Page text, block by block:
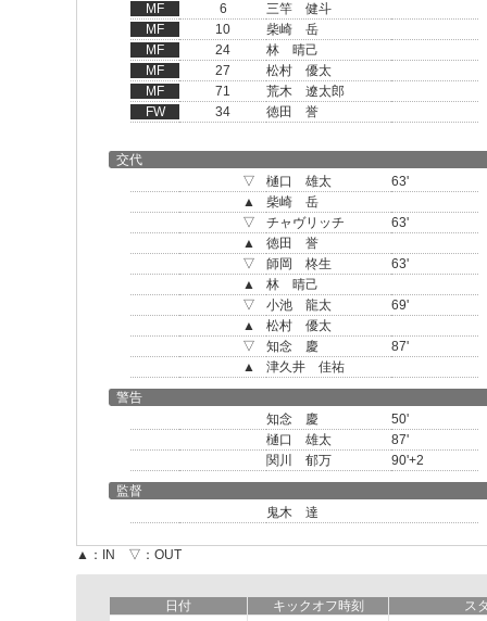
MF
6
三竿 健斗
MF
10
柴崎 岳
MF
24
林 晴己
MF
27
松村 優太
MF
71
荒木 遼太郎
FW
34 徳田 誉
交代
▽
樋口 雄太
63'
▲
柴崎 岳
▽
チャヴリッチ
63'
▲
徳田 誉
▽
師岡 柊生
63'
▲
林 晴己
▽
小池 龍太
69'
▲
松村 優太
▽
知念 慶
87'
▲
津久井 佳祐
警告
知念 慶
50'
樋口 雄太
87'
関川 郁万
90'+2
監督
鬼木 達
▲：IN ▽：OUT
日付 キックオフ時刻
ス